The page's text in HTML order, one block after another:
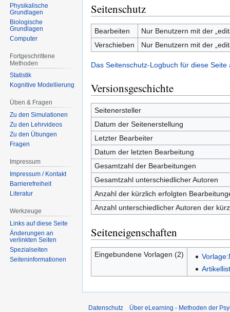
Seitenschutz
Bearbeiten
Nur Benutzern mit der
Verschieben
Nur Benutzern mit der
Das Seitenschutz-Logbuch für diese Seite
Versionsgeschichte
Seitenersteller
Datum der Seitenerstellung
Letzter Bearbeiter
Datum der letzten Bearbeitung
Gesamtzahl der Bearbeitungen
Gesamtzahl unterschiedlicher Autoren
Anzahl der kürzlich erfolgten
Anzahl unterschiedlicher Autoren der
Seiteneigenschaften
Eingebundene Vorlagen (2)
Physikalische
Grundlagen
Biologische
Grundlagen
Computer
Fortgeschrittene
Methoden
Statistik
Kognitive Modellierung
Üben & Fragen
Zu den Simulationen
Zu den Lehrvideos
Zu den Übungen
Fragen
Impressum
Impressum / Kontakt
Barrierefreiheit
Literatur
Werkzeuge
Links auf diese Seite
Änderungen an
verlinkten Seiten
Spezialseiten
Seiten­informationen
Datenschutz Über eLearning - Methoden der